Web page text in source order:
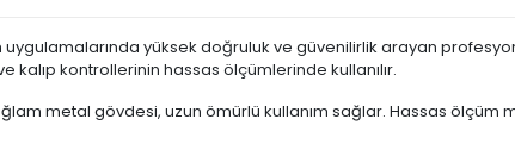
yüksek doğruluk ve güvenilirlik arayan
kalıp kontrollerinin hassas ölçümlerinde kullanılır.
metal gövdesi, uzun ömürlü kullanım sağlar. Hassas